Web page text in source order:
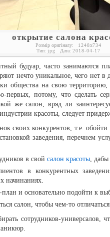
открытие салона
Розмір оригіналу: 1248x734
Тип: jpg Дата: 2018-04-17
будуар, часто занимаются
нечто уникальное, чего нет в
общества на свою
первых, потому, что сделать
же салон, вряд ли
красоты, следует
своих конкурентов, т.е.
заведения, перечнем
в свой салон красоты,
в конкурентных
начинаниях.
и основательно подойти к
салон, чтобы чем-то
сотрудников-универсалов,